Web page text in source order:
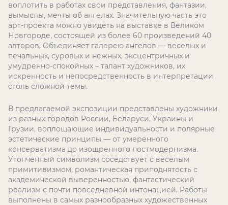
воплотить в работах свои представления, фантазии,
вымыслы, мечты об ангелах. Значительную часть это
арт-проекта можно увидеть на выставке в Великом
Новгороде, состоящей из более 60 произведений 40
авторов. Объединяет галерею ангелов — веселых и
печальных, суровых и нежных, эксцентричных и
умудренно-спокойных – талант художников, их
искренность и непосредственность в интерпретации
столь сложной темы.
В предлагаемой экспозиции представлены художники
из разных городов России, Беларуси, Украины и
Грузии, воплощающие индивидуальности и полярные
эстетические принципы — от умеренного
консерватизма до изощренного постмодернизма.
Утонченный символизм соседствует с веселым
примитивизмом, романтическая приподнятость с
академической выверенностью, фантастический
реализм с почти повседневной интонацией. Работы
выполнены в самых разнообразных художественных